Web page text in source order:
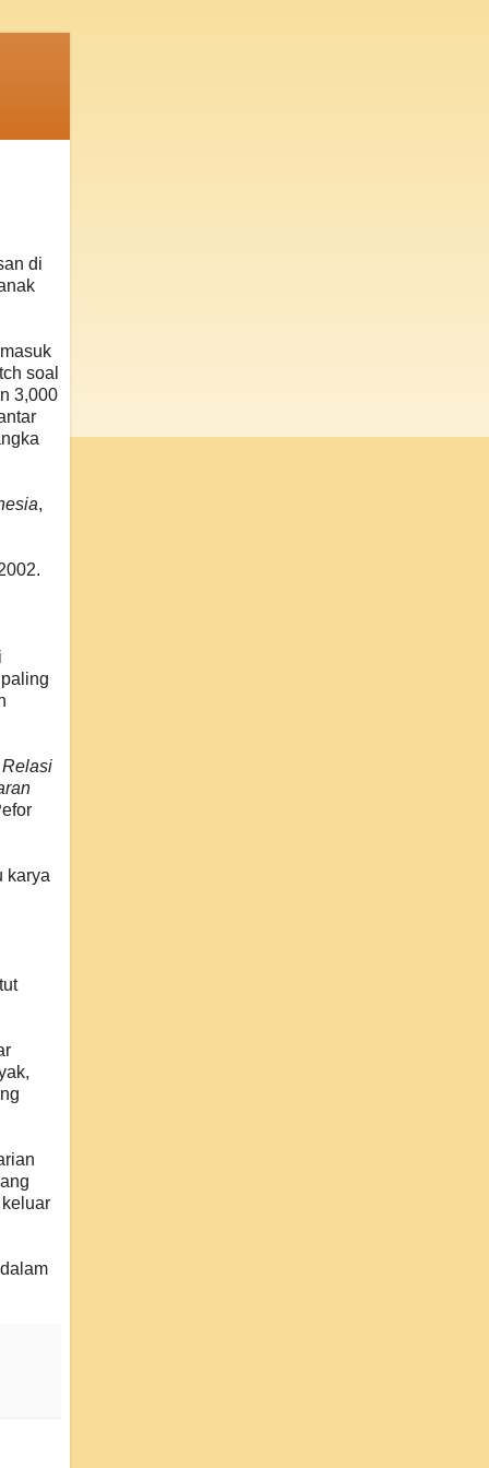
di
soal
3,000
,
karya